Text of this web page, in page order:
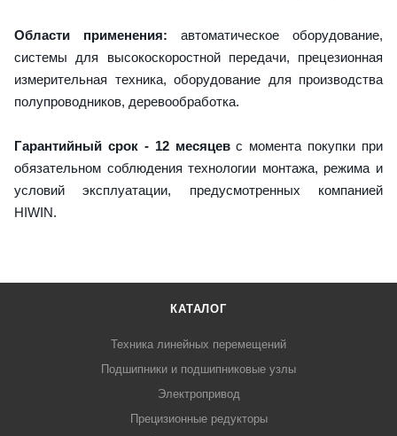
Области применения: автоматическое оборудование,
системы для высокоскоростной передачи, прецезионная
измерительная техника, оборудование для производства
полупроводников, деревообработка.
Гарантийный срок - 12 месяцевс момента покупки при
обязательном соблюдения технологии монтажа, режима и
условий эксплуатации, предусмотренных компанией
HIWIN.
КАТАЛОГ
Техника линейных перемещений
Подшипники и подшипниковые узлы
Электропривод
Прецизионные редукторы